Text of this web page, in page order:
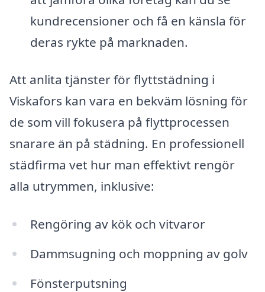
kundrecensioner och få en känsla för
deras rykte på marknaden.
Att anlita tjänster för flyttstädning i
Viskafors kan vara en bekväm lösning för
de som vill fokusera på flyttprocessen
snarare än på städning. En professionell
städfirma vet hur man effektivt rengör
alla utrymmen, inklusive:
Rengöring av kök och vitvaror
Dammsugning och moppning av golv
Fönsterputsning